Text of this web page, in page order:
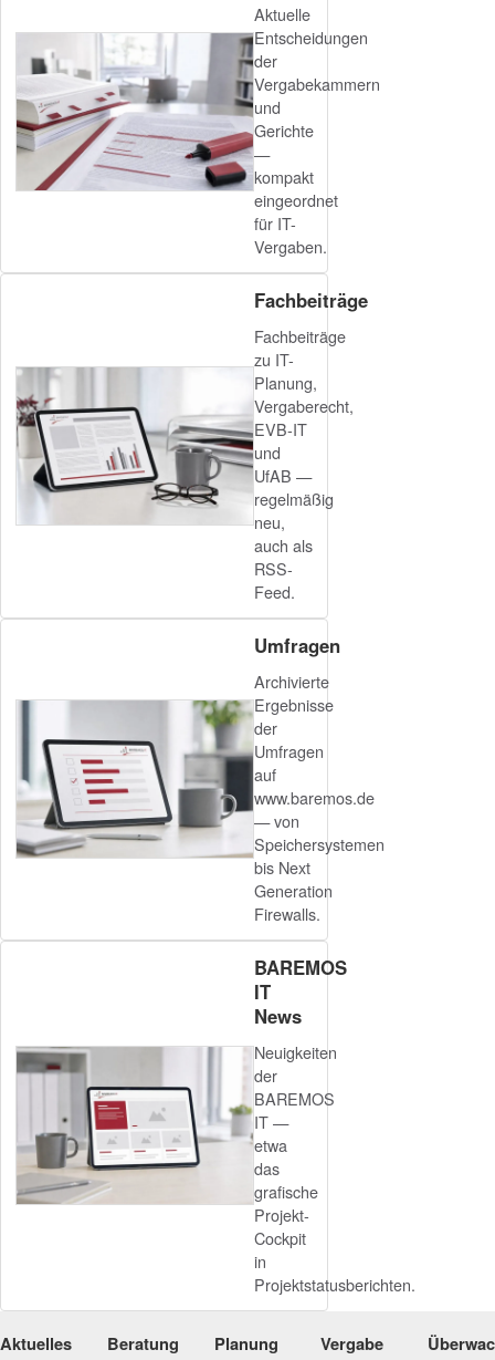
Aktuelle
Entscheidungen
der
Vergabekammern
und
Gerichte
—
kompakt
eingeordnet
für IT-
Vergaben.
Fachbeiträge
Fachbeiträge
zu IT-
Planung,
Vergaberecht,
EVB-IT
und
UfAB —
regelmäßig
neu,
auch als
RSS-
Feed.
Umfragen
Archivierte
Ergebnisse
der
Umfragen
auf
www.baremos.de
— von
Speichersystemen
bis Next
Generation
Firewalls.
BAREMOS
IT
News
Neuigkeiten
der
BAREMOS
IT —
etwa
das
grafische
Projekt-
Cockpit
in
Projektstatusberichten.
Aktuelles Beratung Planung Vergabe